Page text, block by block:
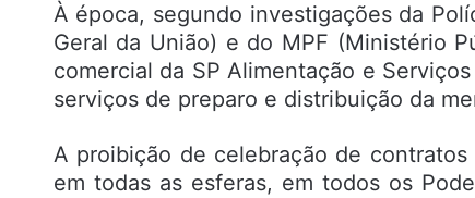
À época, segundo investigações da
Geral da União) e do MPF (Ministério
comercial da SP Alimentação e
serviços de preparo e distribuição da
A proibição de celebração de
em todas as esferas, em todos os